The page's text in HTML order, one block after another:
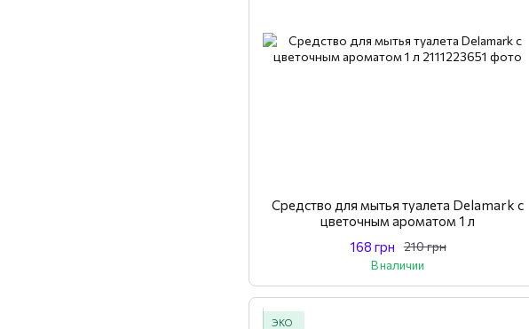
Средство для мытья туалета Delamark с
цветочным ароматом 1 л
210 грн
168 грн
В наличии
ЭКО